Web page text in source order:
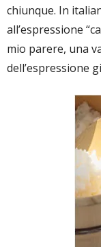
chiunque. In
all’espressione
mio parere, una
dell’espressione